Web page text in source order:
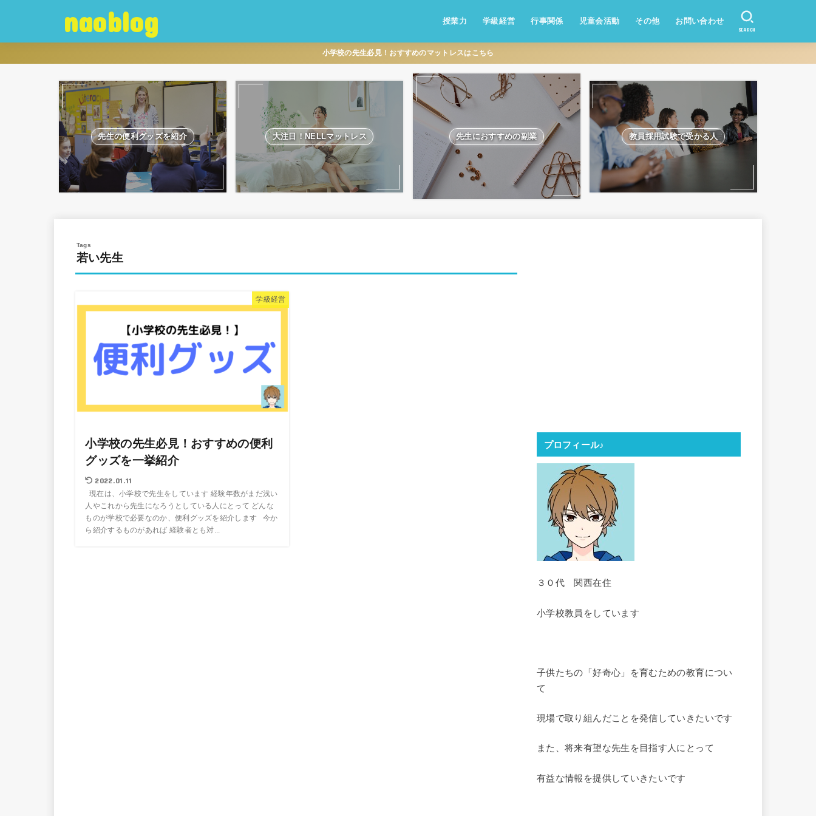
naoblog 授業力 学級経営 行事関係 児童会活動 その他
資産形成
業務改善
教員になりたい方 学校のQ&A
教員採用試験
お問い合わせ
SEARCH
小学校の先生必見！おすすめのマットレスはこちら
先生の便利グッズを紹介 大注目！NELLマットレス 先生におすすめの副業 教員採用試験で受かる人
若い先生
学級経営
小学校の先生必見！おすすめの便利
グッズを一挙紹介
2022.01.11
現在は、小学校で先生をしています 経験年数がまだ浅い
人やこれから先生になろうとしている人にとって どんな
ものが学校で必要なのか、便利グッズを紹介します 今か
ら紹介するものがあれば 経験者とも対...
プロフィール♪
３０代 関西在住
小学校教員をしています
子供たちの「好奇心」を育むための教育につい
て
現場で取り組んだことを発信していきたいです
また、将来有望な先生を目指す人にとって
有益な情報を提供していきたいです